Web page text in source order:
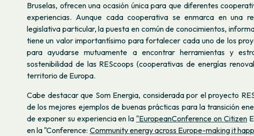
Bruselas, ofrecen una ocasión única para que diferentes
experiencias. Aunque cada cooperativa se enmarca en una
legislativa particular, la puesta en común de conocimientos,
tiene un valor importantísimo para fortalecer cada uno de los
para ayudarse mutuamente a encontrar herramientas y
sostenibilidad de las REScoops (cooperativas de energías
territorio de Europa.
Cabe destacar que Som Energia, considerada por el proyecto
de los mejores ejemplos de buenas prácticas para la transición
de exponer su experiencia en la "EuropeanConference on Citizen
en la "Conference: Community energy across Europe-making it